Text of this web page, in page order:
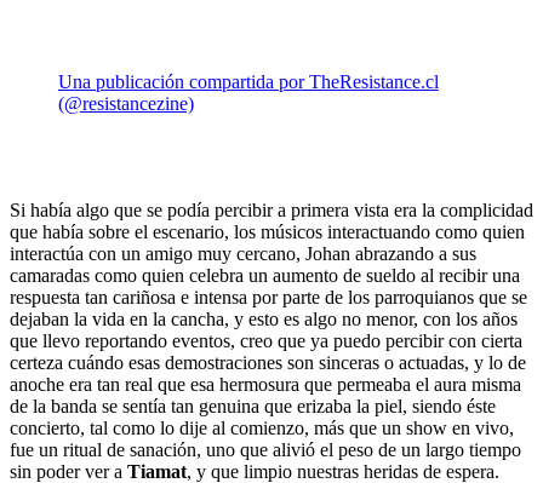
Una publicación compartida por TheResistance.cl
(@resistancezine)
Si había algo que se podía percibir a primera vista era la complicidad
que había sobre el escenario, los músicos interactuando como quien
interactúa con un amigo muy cercano, Johan abrazando a sus
camaradas como quien celebra un aumento de sueldo al recibir una
respuesta tan cariñosa e intensa por parte de los parroquianos que se
dejaban la vida en la cancha, y esto es algo no menor, con los años
que llevo reportando eventos, creo que ya puedo percibir con cierta
certeza cuándo esas demostraciones son sinceras o actuadas, y lo de
anoche era tan real que esa hermosura que permeaba el aura misma
de la banda se sentía tan genuina que erizaba la piel, siendo éste
concierto, tal como lo dije al comienzo, más que un show en vivo,
fue un ritual de sanación, uno que alivió el peso de un largo tiempo
sin poder ver a Tiamat, y que limpio nuestras heridas de espera.